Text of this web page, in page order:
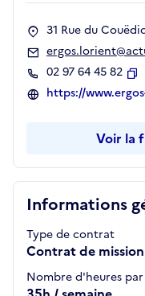
Informations
Type de contrat
Contrat de
Nombre d'heures
31 Rue du
02 97 64 45 82
https://
Voir la